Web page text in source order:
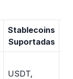
Stablecoins
Suportadas
USDT,